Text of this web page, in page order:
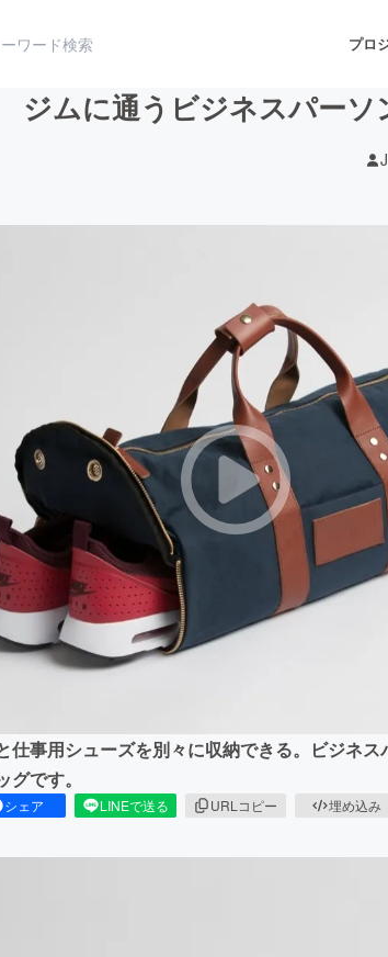
プロ
ゲーム・サー
書籍・雑誌出版
ビジネス・起業 チャレンジ
ちづくり・地域活性化
ジムに通うビジネスパー
仕事用シューズを別々に収納できる。ビジネ
です。
シェア LINEで送る URLコピー 埋め込み